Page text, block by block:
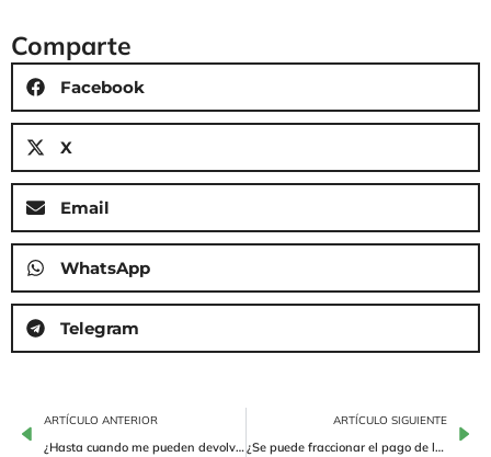
Comparte
Facebook
X
Email
WhatsApp
Telegram
ARTÍCULO ANTERIOR
¿Hasta cuando me pueden devolver la Renta?
ARTÍCULO SIGUIENTE
¿Se puede fraccionar el pago de la Renta? ¿Cómo?